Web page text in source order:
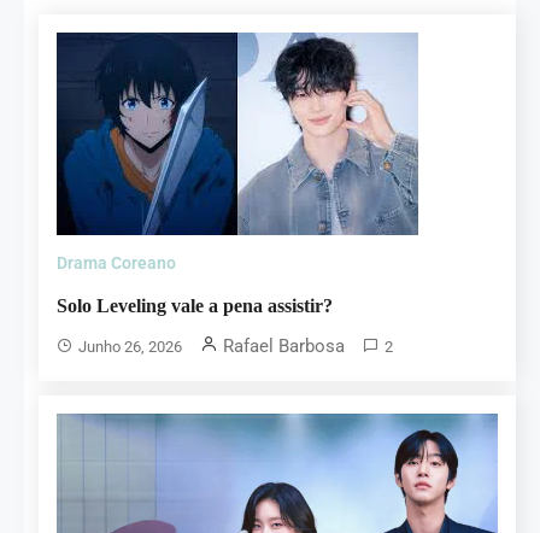
Drama Coreano
Solo Leveling vale a pena assistir?
Junho 26, 2026 Rafael Barbosa 2